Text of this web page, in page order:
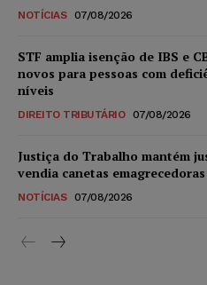
NOTÍCIAS 07/08/2026
STF amplia isenção de IBS e
novos para pessoas com
níveis
DIREITO TRIBUTÁRIO 07/08/2026
Justiça do Trabalho mantém
vendia canetas
NOTÍCIAS 07/08/2026